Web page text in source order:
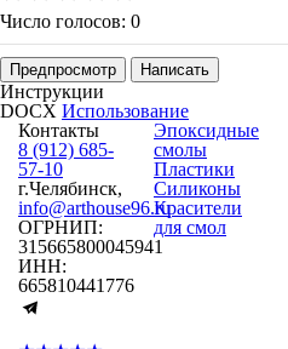
Число голосов: 0
Предпросмотр Написать
Инструкции
DOCX Использование
Контакты
8 (912) 685-
57-10
г.Челябинск,
info@arthouse96.ru
ОГРНИП:
315665800045941
ИНН:
665810441776
Эпоксидные
смолы
Пластики
Силиконы
Красители
для смол